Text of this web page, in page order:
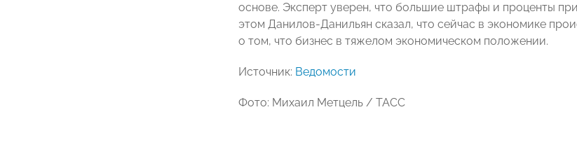
основе. Эксперт уверен, что большие штрафы и проценты
этом Данилов-Данильян сказал, что сейчас в экономике
о том, что бизнес в тяжелом экономическом положении.
Источник: Ведомости
Фото: Михаил Метцель / ТАСС